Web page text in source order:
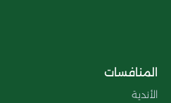
المنافسات
الأندية